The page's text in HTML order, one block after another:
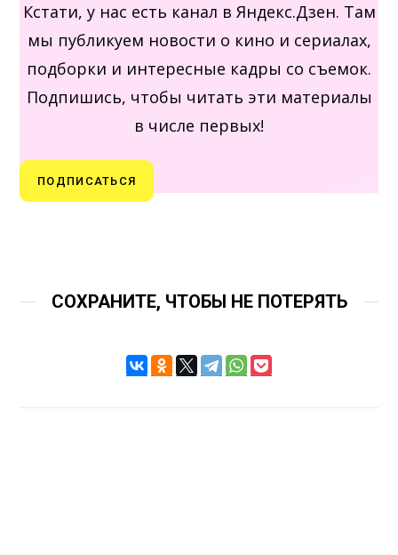
Кстати, у нас есть канал в Яндекс.Дзен. Там
мы публикуем новости о кино и сериалах,
подборки и интересные кадры со съемок.
Подпишись, чтобы читать эти материалы
в числе первых!
ПОДПИСАТЬСЯ
СОХРАНИТЕ, ЧТОБЫ НЕ ПОТЕРЯТЬ